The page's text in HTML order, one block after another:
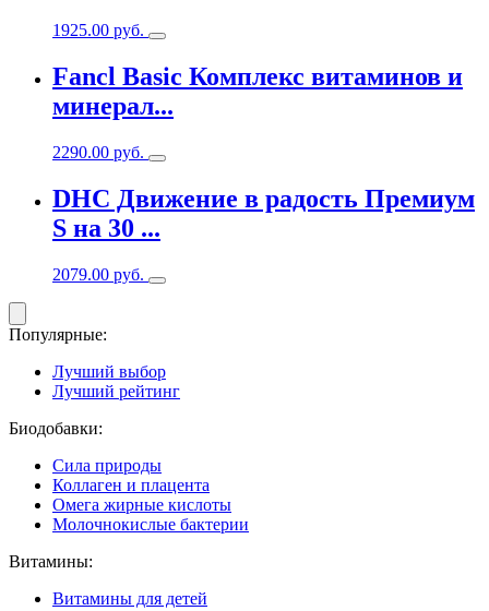
1925.00 руб.
Fancl Basic Комплекс витаминов и
минерал...
2290.00 руб.
DHC Движение в радость Премиум
S на 30 ...
2079.00 руб.
Популярные:
Лучший выбор
Лучший рейтинг
Биодобавки:
Сила природы
Коллаген и плацента
Омега жирные кислоты
Молочнокислые бактерии
Витамины:
Витамины для детей